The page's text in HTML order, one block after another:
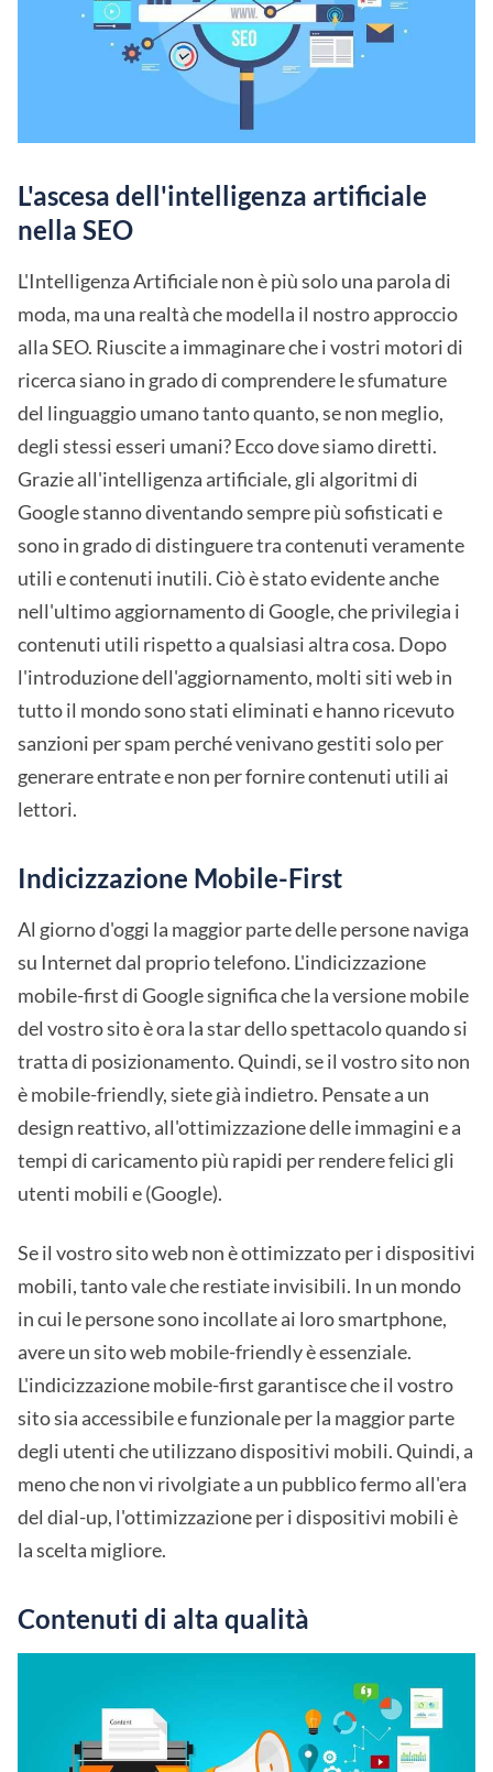
L'ascesa dell'intelligenza artificiale
nella SEO
L'Intelligenza Artificiale non è più solo una parola di
moda, ma una realtà che modella il nostro approccio
alla SEO. Riuscite a immaginare che i vostri motori di
ricerca siano in grado di comprendere le sfumature
del linguaggio umano tanto quanto, se non meglio,
degli stessi esseri umani? Ecco dove siamo diretti.
Grazie all'intelligenza artificiale, gli algoritmi di
Google stanno diventando sempre più sofisticati e
sono in grado di distinguere tra contenuti veramente
utili e contenuti inutili. Ciò è stato evidente anche
nell'ultimo aggiornamento di Google, che privilegia i
contenuti utili rispetto a qualsiasi altra cosa. Dopo
l'introduzione dell'aggiornamento, molti siti web in
tutto il mondo sono stati eliminati e hanno ricevuto
sanzioni per spam perché venivano gestiti solo per
generare entrate e non per fornire contenuti utili ai
lettori.
Indicizzazione Mobile-First
Al giorno d'oggi la maggior parte delle persone naviga
su Internet dal proprio telefono. L'indicizzazione
mobile-first di Google significa che la versione mobile
del vostro sito è ora la star dello spettacolo quando si
tratta di posizionamento. Quindi, se il vostro sito non
è mobile-friendly, siete già indietro. Pensate a un
design reattivo, all'ottimizzazione delle immagini e a
tempi di caricamento più rapidi per rendere felici gli
utenti mobili e (Google).
Se il vostro sito web non è ottimizzato per i dispositivi
mobili, tanto vale che restiate invisibili. In un mondo
in cui le persone sono incollate ai loro smartphone,
avere un sito web mobile-friendly è essenziale.
L'indicizzazione mobile-first garantisce che il vostro
sito sia accessibile e funzionale per la maggior parte
degli utenti che utilizzano dispositivi mobili. Quindi, a
meno che non vi rivolgiate a un pubblico fermo all'era
del dial-up, l'ottimizzazione per i dispositivi mobili è
la scelta migliore.
Contenuti di alta qualità